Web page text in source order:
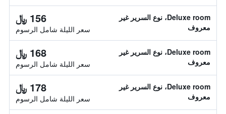
Deluxe room، نوع السرير غير
معروف
156 ﷼
سعر الليلة شامل الرسوم
Deluxe room، نوع السرير غير
معروف
168 ﷼
سعر الليلة شامل الرسوم
Deluxe room، نوع السرير غير
معروف
178 ﷼
سعر الليلة شامل الرسوم